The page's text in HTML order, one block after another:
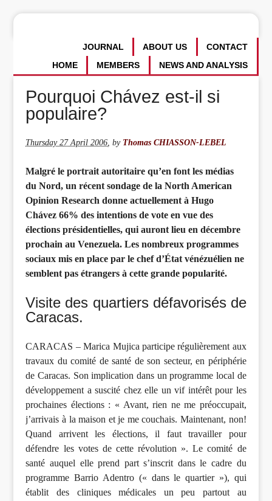
CONTACT
ABOUT US
JOURNAL
NEWS AND ANALYSIS
MEMBERS
HOME
Pourquoi Chávez est-il si
populaire?
Thursday 27 April 2006,by Thomas CHIASSON-LEBEL
Malgré le portrait autoritaire qu’en font les médias
du Nord, un récent sondage de la North American
Opinion Research donne actuellement à Hugo
Chávez 66% des intentions de vote en vue des
élections présidentielles, qui auront lieu en décembre
prochain au Venezuela. Les nombreux programmes
sociaux mis en place par le chef d’État vénézuélien ne
semblent pas étrangers à cette grande popularité.
Visite des quartiers défavorisés de
Caracas.
CARACAS – Marica Mujica participe régulièrement aux
travaux du comité de santé de son secteur, en périphérie
de Caracas. Son implication dans un programme local de
développement a suscité chez elle un vif intérêt pour les
prochaines élections : « Avant, rien ne me préoccupait,
j’arrivais à la maison et je me couchais. Maintenant, non!
Quand arrivent les élections, il faut travailler pour
défendre les votes de cette révolution ». Le comité de
santé auquel elle prend part s’inscrit dans le cadre du
programme Barrio Adentro (« dans le quartier »), qui
établit des cliniques médicales un peu partout au